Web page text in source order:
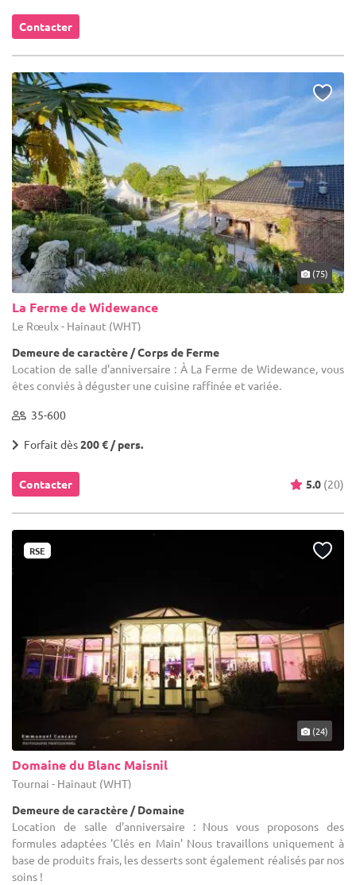
Contacter
(75)
La Ferme de Widewance
Le Rœulx - Hainaut (WHT)
Demeure de caractère / Corps de Ferme
Location de salle d'anniversaire : À La Ferme de Widewance, vous
êtes conviés à déguster une cuisine raffinée et variée.
35-600
Forfait dès200 € / pers.
Contacter 5.0 (20)
RSE
(24)
Domaine du Blanc Maisnil
Tournai - Hainaut (WHT)
Demeure de caractère / Domaine
Location de salle d'anniversaire : Nous vous proposons des
formules adaptées 'Clés en Main' Nous travaillons uniquement à
base de produits frais, les desserts sont également réalisés par nos
soins !